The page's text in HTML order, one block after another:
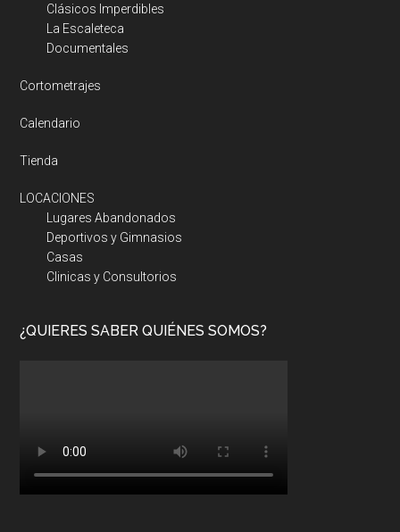
Clásicos Imperdibles
La Escaleteca
Documentales
Cortometrajes
Calendario
Tienda
LOCACIONES
Lugares Abandonados
Deportivos y Gimnasios
Casas
Clinicas y Consultorios
¿QUIERES SABER QUIÉNES SOMOS?